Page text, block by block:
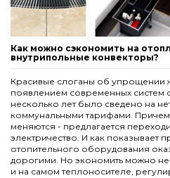
Как можно сэкономить на
внутрипольные конвекторы?
Красивые слоганы об упрощении
появлением современных систем
несколько лет было сведено на
коммунальными тарифами.
меняются - предлагается
электричество. И как показывает
отопительного оборудования
дорогими. Но экономить можно не
и на самом теплоносителе,